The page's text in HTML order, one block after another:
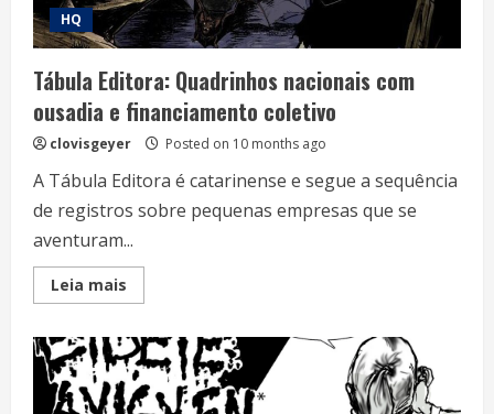
HQ
Tábula Editora: Quadrinhos nacionais com
ousadia e financiamento coletivo
clovisgeyer Posted on 10 months ago
A Tábula Editora é catarinense e segue a sequência
de registros sobre pequenas empresas que se
aventuram...
Leia mais
more
Editora:
Quadrinhos
nacionais
com
ousadia